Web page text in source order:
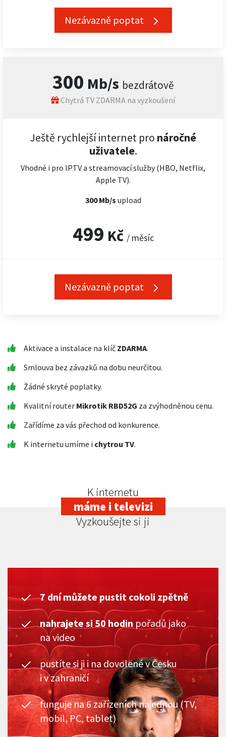
Nezávazně poptat
300 Mb/s bezdrátově
Chytrá TV ZDARMA na vyzkoušení
Ještě rychlejší internet pro náročné
uživatele.
Vhodné i pro IPTV a streamovací služby (HBO, Netflix,
Apple TV).
300 Mb/s upload
499 Kč / měsíc
Nezávazně poptat
Aktivace a instalace na klíč ZDARMA.
Smlouva bez závazků na dobu neurčitou.
Žádné skryté poplatky.
Kvalitní router Mikrotik RBD52G za zvýhodněnou cenu.
Zařídíme za vás přechod od konkurence.
K internetu umíme i chytrou TV.
K internetu
máme i televizi
Vyzkoušejte si ji
7 dní můžete pustit cokoli zpětně
nahrajete si 50 hodin pořadů jako
na video
pustíte si ji i na dovolené v Česku
i v zahraničí
funguje na 6 zařízeních najednou (TV,
mobil, PC, tablet)